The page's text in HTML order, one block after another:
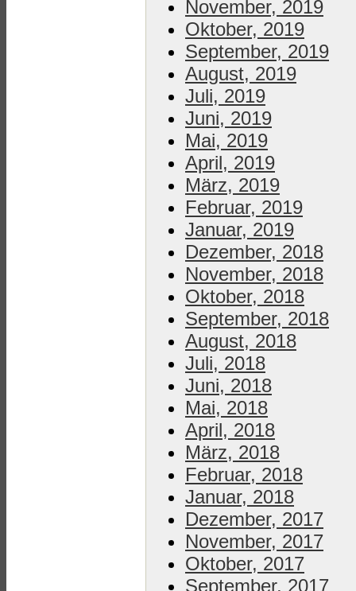
November, 2019
Oktober, 2019
September, 2019
August, 2019
Juli, 2019
Juni, 2019
Mai, 2019
April, 2019
März, 2019
Februar, 2019
Januar, 2019
Dezember, 2018
November, 2018
Oktober, 2018
September, 2018
August, 2018
Juli, 2018
Juni, 2018
Mai, 2018
April, 2018
März, 2018
Februar, 2018
Januar, 2018
Dezember, 2017
November, 2017
Oktober, 2017
September, 2017